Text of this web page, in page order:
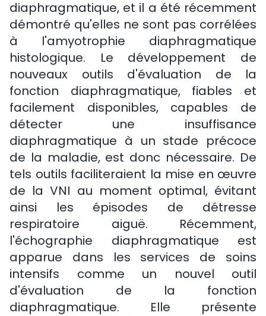
diaphragmatique, et il a été récemment
démontré qu'elles ne sont pas corrélées
à l'amyotrophie diaphragmatique
histologique. Le développement de
nouveaux outils d'évaluation de la
fonction diaphragmatique, fiables et
facilement disponibles, capables de
détecter une insuffisance
diaphragmatique à un stade précoce
de la maladie, est donc nécessaire. De
tels outils faciliteraient la mise en œuvre
de la VNI au moment optimal, évitant
ainsi les épisodes de détresse
respiratoire aiguë. Récemment,
l'échographie diaphragmatique est
apparue dans les services de soins
intensifs comme un nouvel outil
d'évaluation de la fonction
diaphragmatique. Elle présente